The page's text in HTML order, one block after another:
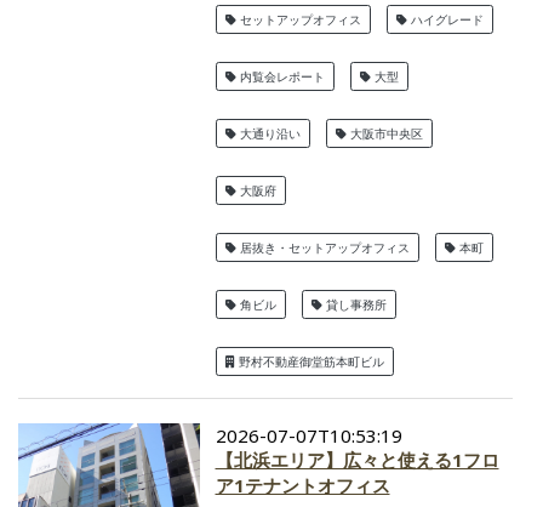
セットアップオフィス ハイグレード
内覧会レポート 大型
大通り沿い 大阪市中央区
大阪府
居抜き・セットアップオフィス 本町
角ビル 貸し事務所
野村不動産御堂筋本町ビル
2026-07-07T10:53:19
【北浜エリア】広々と使える1フロ
ア1テナントオフィス